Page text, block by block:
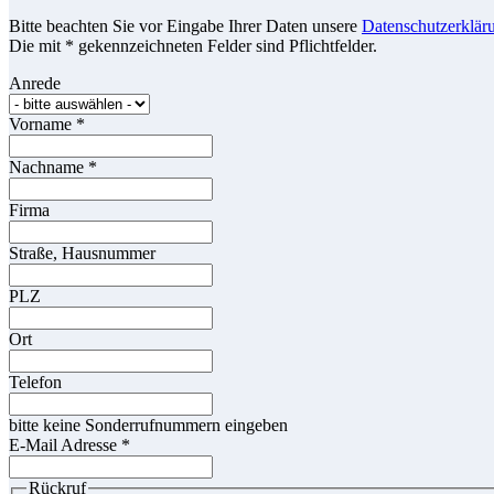
Bitte beachten Sie vor Eingabe Ihrer Daten unsere
Die mit * gekennzeichneten Felder sind Pflichtfelder.
Anrede
Vorname *
Nachname *
Firma
Straße, Hausnummer
PLZ
Ort
Telefon
bitte keine Sonderrufnummern eingeben
E-Mail Adresse *
Rückruf